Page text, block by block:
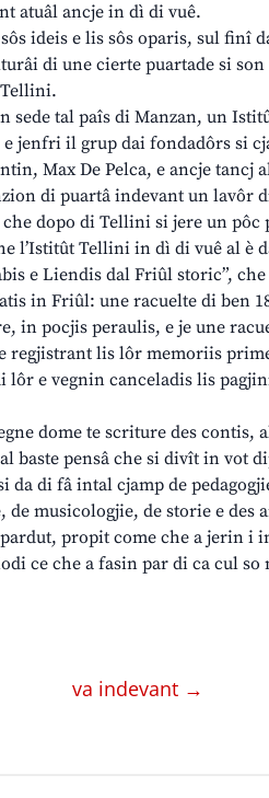
atuâl ancje in dì di vuê.
ideis e lis sôs oparis, sul finî
di une cierte puartade si
sede tal paîs di Manzan, un
jenfri il grup dai fondadôrs si
Max De Pelca, e ancje tancj
di puartâ indevant un lavôr
dopo di Tellini si jere un pôc
l’Istitût Tellini in dì di vuê al è
e Liendis dal Friûl storic”,
in Friûl: une racuelte di ben
in pocjis peraulis, e je une
regjistrant lis lôr memoriis
lôr e vegnin canceladis lis
dome te scriture des contis,
baste pensâ che si divît in vot
da di fâ intal cjamp de
musicologjie, de storie e des
propit come che a jerin i
ce che a fasin par di ca cul
va indevant →